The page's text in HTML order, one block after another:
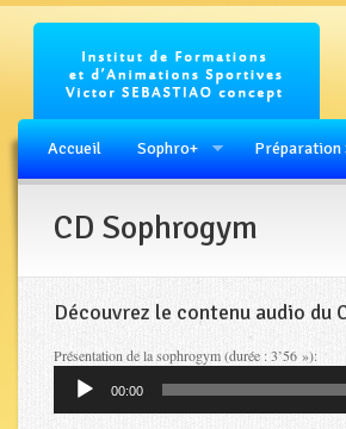
Accueil Sophro+ Préparation
CD Sophrogym
Découvrez le contenu audio du
Présentation de la sophrogym (durée : 3’56 »):
Lecteur
audio
00:00